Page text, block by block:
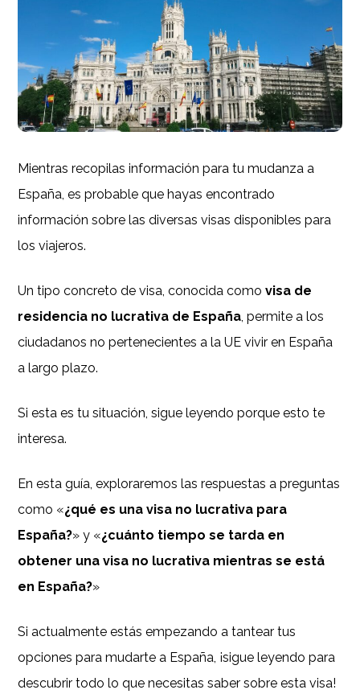
Mientras recopilas información para tu mudanza a
España, es probable que hayas encontrado
información sobre las diversas visas disponibles para
los viajeros.
Un tipo concreto de visa, conocida comovisa de
residencia no lucrativa de España , permite a los
ciudadanos no pertenecientes a la UE vivir en España
a largo plazo.
Si esta es tu situación, sigue leyendo porque esto te
interesa.
En esta guía, exploraremos las respuestas a preguntas
como «¿qué es una visa no lucrativa para
España?» y «¿cuánto tiempo se tarda en
obtener una visa no lucrativa mientras se está
en España?»
Si actualmente estás empezando a tantear tus
opciones para mudarte a España, ¡sigue leyendo para
descubrir todo lo que necesitas saber sobre esta visa!